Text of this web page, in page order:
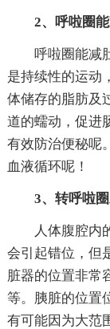
2、呼啦圈能
呼啦圈能减肚
是持续性的运动
体储存的脂肪及
道的蠕动，促进
有效防治便秘呢
血液循环呢！
3、转呼啦圈
人体腹腔内的
会引起错位，但
脏器的位置非常
等。胰脏的位置
有可能因为大范